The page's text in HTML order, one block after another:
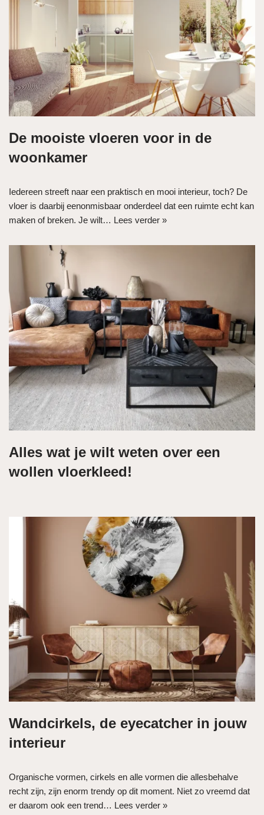
De mooiste vloeren voor in de
woonkamer
Iedereen streeft naar een praktisch en mooi interieur, toch? De
vloer is daarbij eenonmisbaar onderdeel dat een ruimte echt kan
maken of breken. Je wilt… Lees verder »
Alles wat je wilt weten over een
wollen vloerkleed!
Wandcirkels, de eyecatcher in jouw
interieur
Organische vormen, cirkels en alle vormen die allesbehalve
recht zijn, zijn enorm trendy op dit moment. Niet zo vreemd dat
er daarom ook een trend… Lees verder »